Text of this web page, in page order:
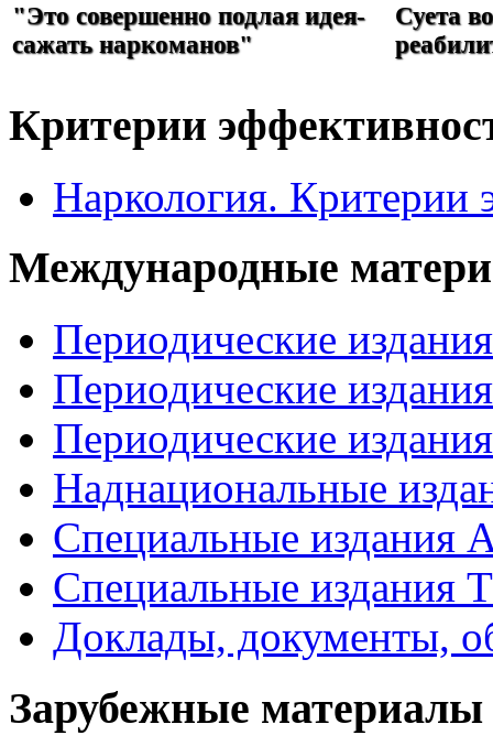
"Это совершенно подлая идея-
сажать наркоманов"
Суета
Критерии
Наркология. Критерии
Международные
Периодические
Периодические
Периодические
Наднациональные
Специальные издания
Специальные издания
Доклады, документы,
Зарубежные материалы